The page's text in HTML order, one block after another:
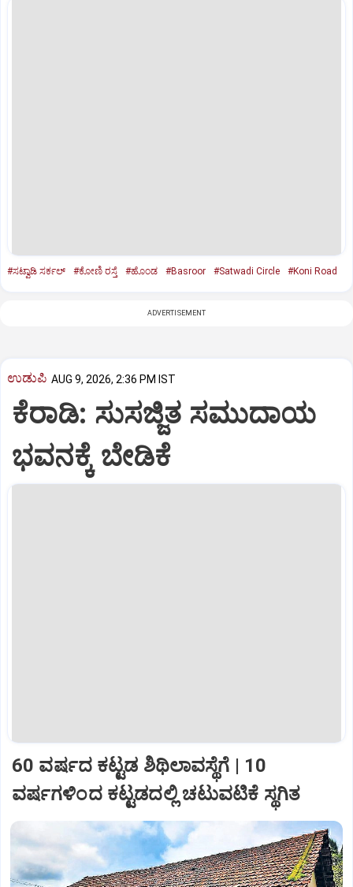
#ಸಟ್ವಾಡಿ ಸರ್ಕಲ್‌ #ಕೋಣಿ ರಸ್ತೆ #ಹೊಂಡ #Basroor #Satwadi Circle #Koni Road
ADVERTISEMENT
ಉಡುಪಿ AUG 9, 2026, 2:36 PM IST
ಕೆರಾಡಿ: ಸುಸಜ್ಜಿತ ಸಮುದಾಯ
ಭವನಕ್ಕೆ ಬೇಡಿಕೆ
60 ವರ್ಷದ ಕಟ್ಟಡ ಶಿಥಿಲಾವಸ್ಥೆಗೆ | 10
ವರ್ಷಗಳಿಂದ ಕಟ್ಟಡದಲ್ಲಿ ಚಟುವಟಿಕೆ ಸ್ಥಗಿತ